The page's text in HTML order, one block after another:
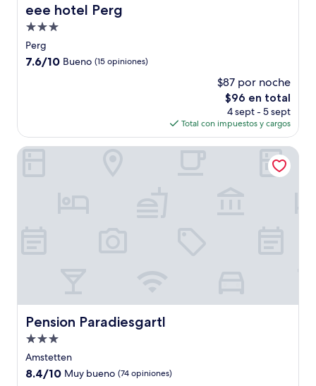
eee hotel Perg
eee hotel Perg
Propiedad
de
3.0
Perg
7.6
7.6/10 Bueno (15 opiniones)
$87 por noche
El
precio
actual
es
de
$96 en total
4 sept - 5 sept
Total con impuestos y cargos
Pension Paradiesgartl
Pension Paradiesgartl
Propiedad
de
3.0
Amstetten
8.4
8.4/10 Muy bueno (74 opiniones)
Pension Paradiesgartl